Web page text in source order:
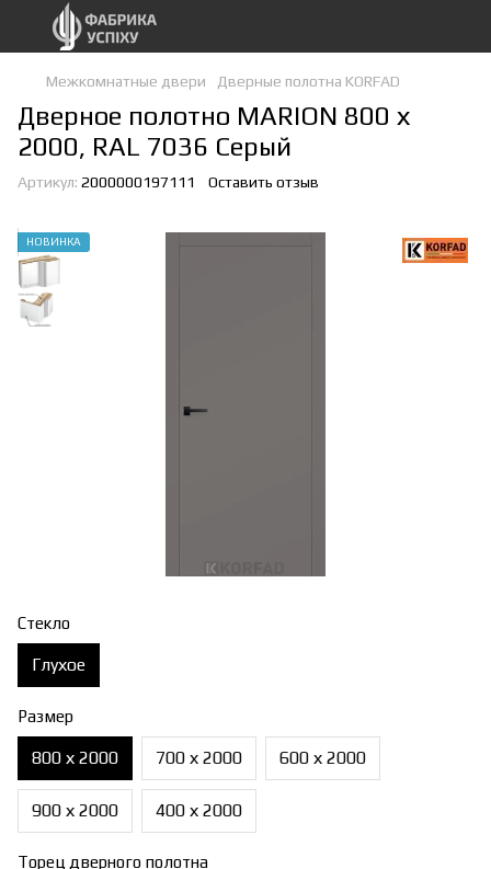
Межкомнатные двери Дверные полотна KORFAD
Дверное полотно MARION 800 х
2000, RAL 7036 Серый
Артикул: 2000000197111 Оставить отзыв
НОВИНКА
Стекло
Глухое
Размер
800 х 2000 700 х 2000 600 х 2000
900 х 2000 400 х 2000
Торец дверного полотна